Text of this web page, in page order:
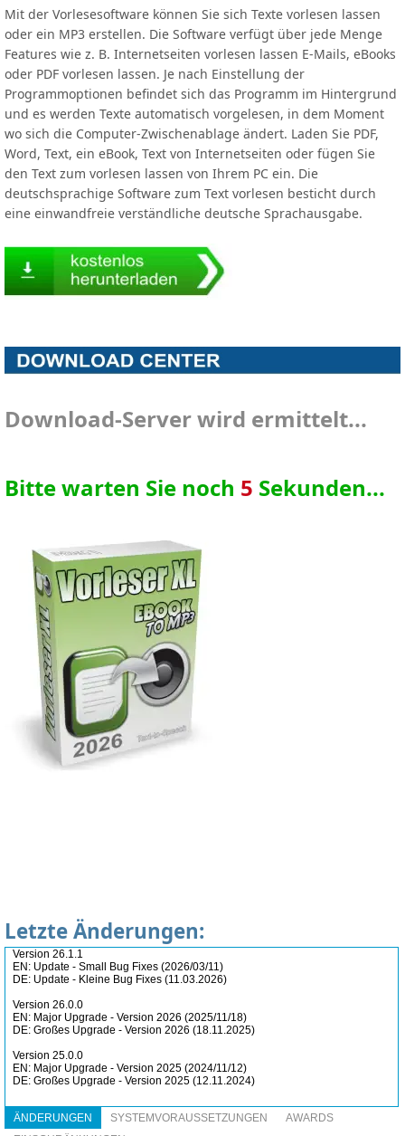
Mit der Vorlesesoftware können Sie sich Texte vorlesen lassen
oder ein MP3 erstellen. Die Software verfügt über jede Menge
Features wie z. B. Internetseiten vorlesen lassen E-Mails, eBooks
oder PDF vorlesen lassen. Je nach Einstellung der
Programmoptionen befindet sich das Programm im Hintergrund
und es werden Texte automatisch vorgelesen, in dem Moment
wo sich die Computer-Zwischenablage ändert. Laden Sie PDF,
Word, Text, ein eBook, Text von Internetseiten oder fügen Sie
den Text zum vorlesen lassen von Ihrem PC ein. Die
deutschsprachige Software zum Text vorlesen besticht durch
eine einwandfreie verständliche deutsche Sprachausgabe.
Download-Server wird ermittelt...
Bitte warten Sie noch 4 Sekunden...
Letzte Änderungen: